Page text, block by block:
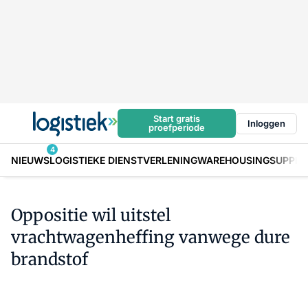
Start gratis
proefperiode
Inloggen
NIEUWS
4
LOGISTIEKE DIENSTVERLENINGWAREHOUSING
Oppositie wil uitstel
vrachtwagenheffing vanwege dure
brandstof